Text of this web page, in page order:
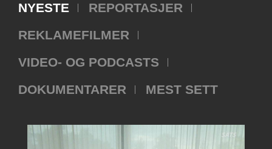
NYESTE
REPORTASJER
REKLAMEFILMER
VIDEO- OG PODCASTS
DOKUMENTARER
MEST SETT